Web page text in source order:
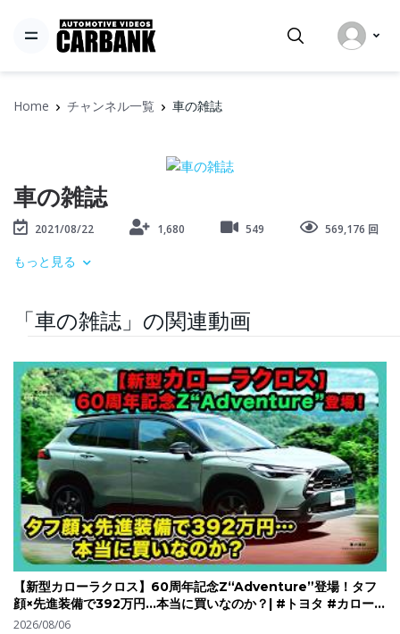
Home チャンネル一覧 車の雑誌
車の雑誌
2021/08/22 1,680 549 569,176 回
もっと見る
「車の雑誌」の関連動画
【新型カローラクロス】60周年記念Z“Adventure”登場！タフ
顔×先進装備で392万円…本当に買いなのか？| #トヨタ #カローラ
クロス #toyotacorollacross
2026/08/06